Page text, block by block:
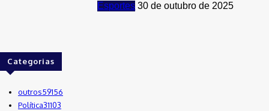
Esportes 30 de outubro de 2025
Categorias
outros59156
Política31103